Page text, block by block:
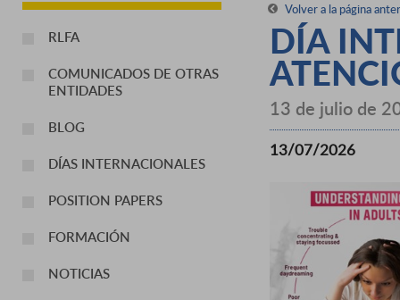
RLFA
COMUNICADOS DE OTRAS
ENTIDADES
BLOG
DÍAS INTERNACIONALES
POSITION PAPERS
FORMACIÓN
NOTICIAS
Volver a la página
DÍA
13 de julio de
13/07/2026